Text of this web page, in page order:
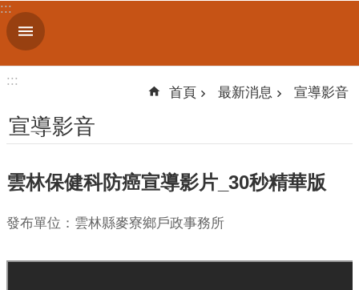
跳到主要內容區塊
進
階
關
介
便
:::
:::
首頁 最新消息 宣導影音
宣導影音
雲林保健科防癌宣導影片_30秒精華版
發布單位：雲林縣麥寮鄉戶政事務所